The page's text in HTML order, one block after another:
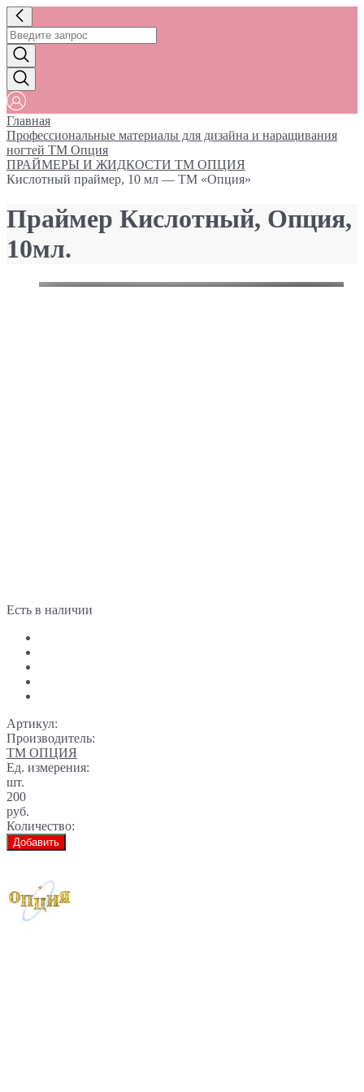
Главная
Профессиональные материалы для дизайна и наращивания
ногтей ТМ Опция
ПРАЙМЕРЫ И ЖИДКОСТИ ТМ ОПЦИЯ
Кислотный праймер, 10 мл — ТМ «Опция»
Праймер Кислотный, Опция,
10мл.
Есть в наличии
Артикул:
Производитель:
ТМ ОПЦИЯ
Ед. измерения:
шт.
200
руб.
Количество:
Добавить